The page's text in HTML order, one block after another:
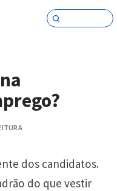
dos candidatos.
do que vestir